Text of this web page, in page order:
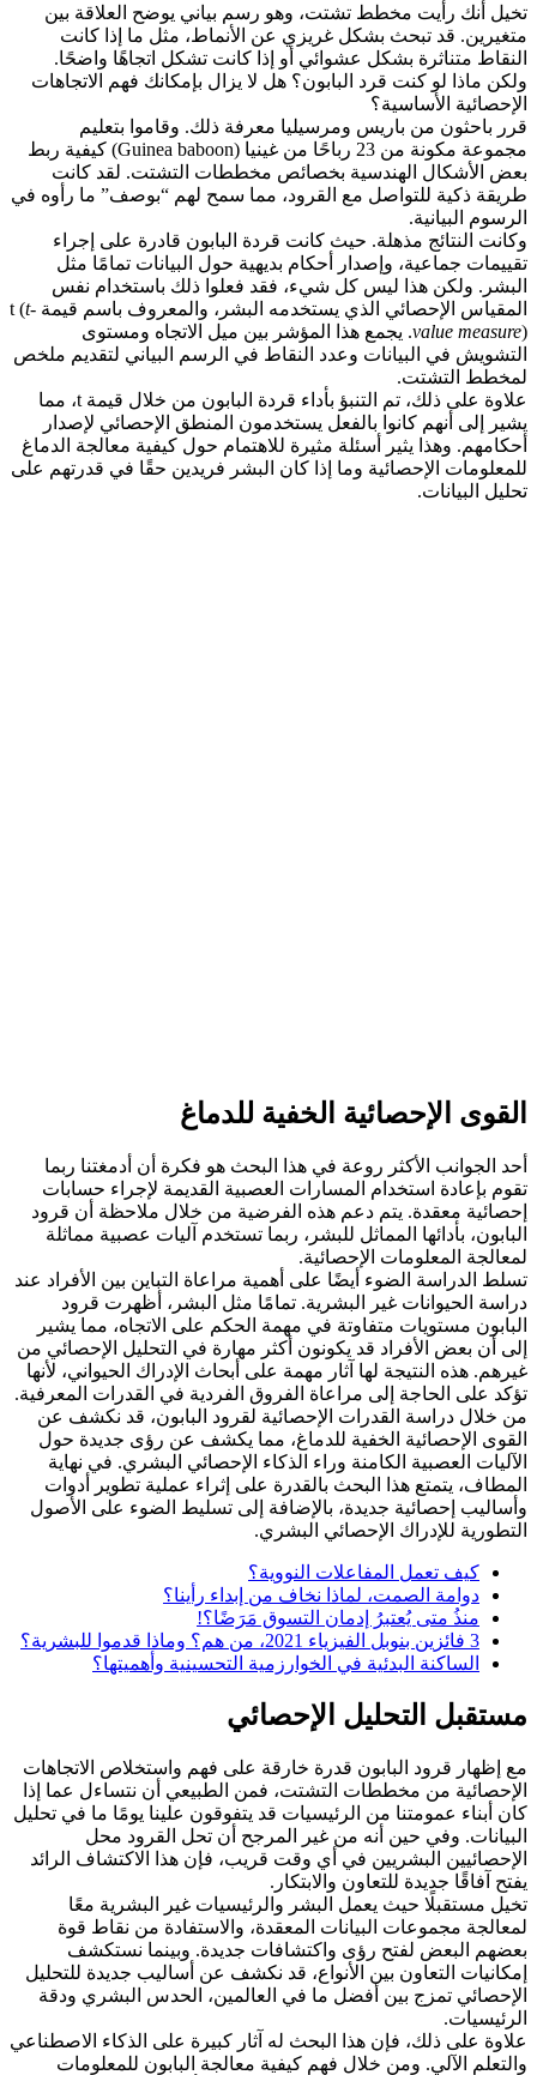
تخيل أنك رأيت مخطط تشتت، وهو رسم بياني يوضح العلاقة بين
متغيرين. قد تبحث بشكل غريزي عن الأنماط، مثل ما إذا كانت
النقاط متناثرة بشكل عشوائي أو إذا كانت تشكل اتجاهًا واضحًا.
ولكن ماذا لو كنت قرد البابون؟ هل لا يزال بإمكانك فهم الاتجاهات
الإحصائية الأساسية؟
قرر باحثون من باريس ومرسيليا معرفة ذلك. وقاموا بتعليم
مجموعة مكونة من 23 رباحًا من غينيا (Guinea baboon) كيفية ربط
بعض الأشكال الهندسية بخصائص مخططات التشتت. لقد كانت
طريقة ذكية للتواصل مع القرود، مما سمح لهم “بوصف” ما رأوه في
الرسوم البيانية.
وكانت النتائج مذهلة. حيث كانت قردة البابون قادرة على إجراء
تقييمات جماعية، وإصدار أحكام بديهية حول البيانات تمامًا مثل
البشر. ولكن هذا ليس كل شيء، فقد فعلوا ذلك باستخدام نفس
المقياس الإحصائي الذي يستخدمه البشر، والمعروف باسم قيمة t ( t-
value measure). يجمع هذا المؤشر بين ميل الاتجاه ومستوى
التشويش في البيانات وعدد النقاط في الرسم البياني لتقديم ملخص
لمخطط التشتت.
علاوة على ذلك، تم التنبؤ بأداء قردة البابون من خلال قيمة t، مما
يشير إلى أنهم كانوا بالفعل يستخدمون المنطق الإحصائي لإصدار
أحكامهم. وهذا يثير أسئلة مثيرة للاهتمام حول كيفية معالجة الدماغ
للمعلومات الإحصائية وما إذا كان البشر فريدين حقًا في قدرتهم على
تحليل البيانات.
القوى الإحصائية الخفية للدماغ
أحد الجوانب الأكثر روعة في هذا البحث هو فكرة أن أدمغتنا ربما
تقوم بإعادة استخدام المسارات العصبية القديمة لإجراء حسابات
إحصائية معقدة. يتم دعم هذه الفرضية من خلال ملاحظة أن قرود
البابون، بأدائها المماثل للبشر، ربما تستخدم آليات عصبية مماثلة
لمعالجة المعلومات الإحصائية.
تسلط الدراسة الضوء أيضًا على أهمية مراعاة التباين بين الأفراد عند
دراسة الحيوانات غير البشرية. تمامًا مثل البشر، أظهرت قرود
البابون مستويات متفاوتة في مهمة الحكم على الاتجاه، مما يشير
إلى أن بعض الأفراد قد يكونون أكثر مهارة في التحليل الإحصائي من
غيرهم. هذه النتيجة لها آثار مهمة على أبحاث الإدراك الحيواني، لأنها
تؤكد على الحاجة إلى مراعاة الفروق الفردية في القدرات المعرفية.
من خلال دراسة القدرات الإحصائية لقرود البابون، قد نكشف عن
القوى الإحصائية الخفية للدماغ، مما يكشف عن رؤى جديدة حول
الآليات العصبية الكامنة وراء الذكاء الإحصائي البشري. في نهاية
المطاف، يتمتع هذا البحث بالقدرة على إثراء عملية تطوير أدوات
وأساليب إحصائية جديدة، بالإضافة إلى تسليط الضوء على الأصول
التطورية للإدراك الإحصائي البشري.
كيف تعمل المفاعلات النووية؟
دوامة الصمت، لماذا نخاف من إبداء رأينا؟
منذُ متى يُعتبرُ إدمان التسوق مَرَضًا؟!
3 فائزين بنوبل الفيزياء 2021، من هم؟ وماذا قدموا للبشرية؟
الساكنة البدئية في الخوارزمية التحسينية وأهميتها؟
مستقبل التحليل الإحصائي
مع إظهار قرود البابون قدرة خارقة على فهم واستخلاص الاتجاهات
الإحصائية من مخططات التشتت، فمن الطبيعي أن نتساءل عما إذا
كان أبناء عمومتنا من الرئيسيات قد يتفوقون علينا يومًا ما في تحليل
البيانات. وفي حين أنه من غير المرجح أن تحل القرود محل
الإحصائيين البشريين في أي وقت قريب، فإن هذا الاكتشاف الرائد
يفتح آفاقًا جديدة للتعاون والابتكار.
تخيل مستقبلًا حيث يعمل البشر والرئيسيات غير البشرية معًا
لمعالجة مجموعات البيانات المعقدة، والاستفادة من نقاط قوة
بعضهم البعض لفتح رؤى واكتشافات جديدة. وبينما نستكشف
إمكانيات التعاون بين الأنواع، قد نكشف عن أساليب جديدة للتحليل
الإحصائي تمزج بين أفضل ما في العالمين، الحدس البشري ودقة
الرئيسيات.
علاوة على ذلك، فإن هذا البحث له آثار كبيرة على الذكاء الاصطناعي
والتعلم الآلي. ومن خلال فهم كيفية معالجة البابون للمعلومات